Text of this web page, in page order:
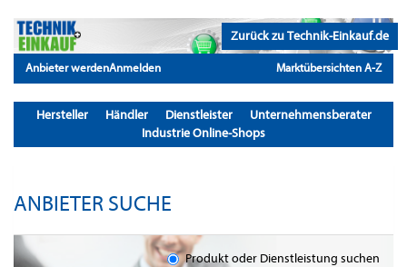
Zurück zu Technik-Einkauf.de
Anbieter werdenAnmelden Marktübersichten A-Z
Hersteller Händler Dienstleister
Unternehmensberater
Industrie Online-Shops
ANBIETER SUCHE
Produkt oder Dienstleistung suchen